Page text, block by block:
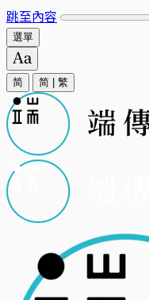
跳至內容
選單
简 简 繁